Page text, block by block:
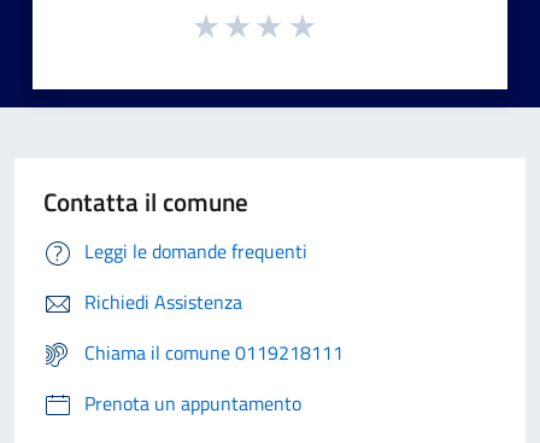
Contatta il comune
Leggi le domande frequenti
Richiedi Assistenza
Chiama il comune 0119218111
Prenota un appuntamento